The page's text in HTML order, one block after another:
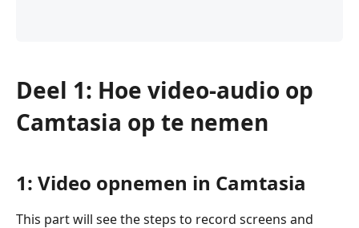
Deel 1: Hoe video-audio op
Camtasia op te nemen
1: Video opnemen in Camtasia
This part will see the steps to record screens and